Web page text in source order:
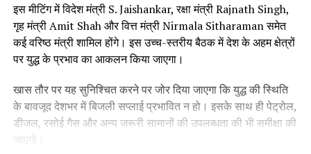
इस मीटिंग में विदेश मंत्री S. Jaishankar, रक्षा मंत्री Rajnath Singh,
गृह मंत्री Amit Shah और वित्त मंत्री Nirmala Sitharaman समेत
कई वरिष्ठ मंत्री शामिल होंगे। इस उच्च-स्तरीय बैठक में देश के अहम क्षेत्रों
पर युद्ध के प्रभाव का आकलन किया जाएगा।
खास तौर पर यह सुनिश्चित करने पर जोर दिया जाएगा कि युद्ध की स्थिति
के बावजूद देशभर में बिजली सप्लाई प्रभावित न हो। इसके साथ ही पेट्रोल,
डीजल, रसोई गैस और अन्य जरूरी सामानों की उपलब्धता की भी समीक्षा की